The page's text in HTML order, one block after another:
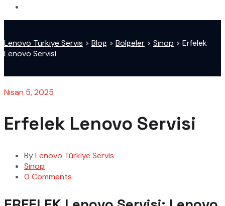
Lenovo Türkiye Servis > Blog > Bölgeler > Sinop > Erfelek
Lenovo Servisi
Nisan 5, 2025
Erfelek Lenovo Servisi
ByLenovo Türkiye Servis
Sinop
0 Comments